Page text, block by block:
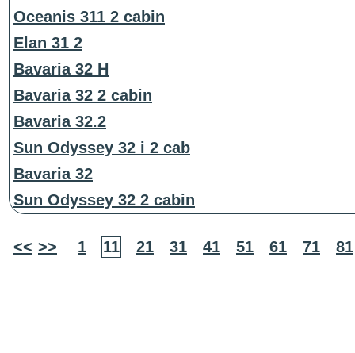
Oceanis 311 2 cabin
Elan 31 2
Bavaria 32 H
Bavaria 32 2 cabin
Bavaria 32.2
Sun Odyssey 32 i 2 cab
Bavaria 32
Sun Odyssey 32 2 cabin
<< >> 1 11 21 31 41 51 61 71 81